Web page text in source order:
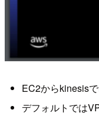
EC2からkinesis
デフォルトでは